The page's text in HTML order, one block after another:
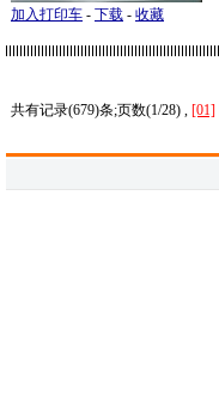
加入打印车 - 下载 - 收藏
共有记录(679)条;页数(1/28) , [01]